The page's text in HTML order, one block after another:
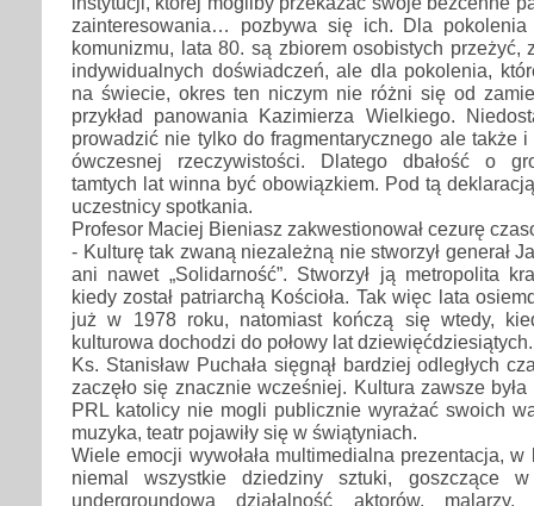
zainteresowania… pozbywa się ich. Dla pokolenia
komunizmu, lata 80. są zbiorem osobistych przeżyć,
indywidualnych doświadczeń, ale dla pokolenia,
na świecie, okres ten niczym nie różni się od
przykład panowania Kazimierza Wielkiego.
prowadzić nie tylko do fragmentarycznego ale także i
ówczesnej rzeczywistości. Dlatego dbałość o
tamtych lat winna być obowiązkiem. Pod tą
uczestnicy spotkania.
Profesor Maciej Bieniasz zakwestionował cezurę
- Kulturę tak zwaną niezależną nie stworzył generał
ani nawet „Solidarność”. Stworzył ją metropolita
kiedy został patriarchą Kościoła. Tak więc lata
już w 1978 roku, natomiast kończą się wtedy,
kulturowa dochodzi do połowy lat dziewięćdziesiątych.
Ks. Stanisław Puchała sięgnął bardziej odległych
zaczęło się znacznie wcześniej. Kultura zawsze
PRL katolicy nie mogli publicznie wyrażać swoich
muzyka, teatr pojawiły się w świątyniach.
Wiele emocji wywołała multimedialna prezentacja,
niemal wszystkie dziedziny sztuki, goszczące
undergroundową działalność aktorów,